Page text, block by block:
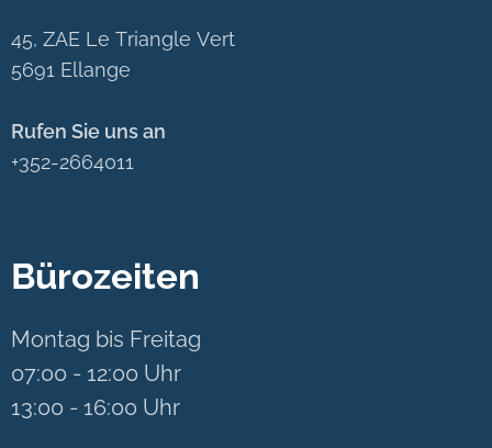
45, ZAE Le Triangle Vert
5691 Ellange
Rufen Sie uns an
+352-2664011
Bürozeiten
Montag bis Freitag
07:00 - 12:00 Uhr
13:00 - 16:00 Uhr